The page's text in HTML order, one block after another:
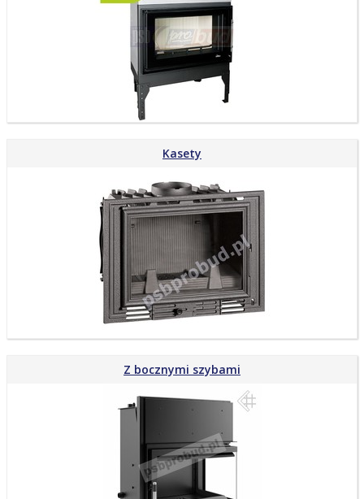
Kasety
Z bocznymi szybami